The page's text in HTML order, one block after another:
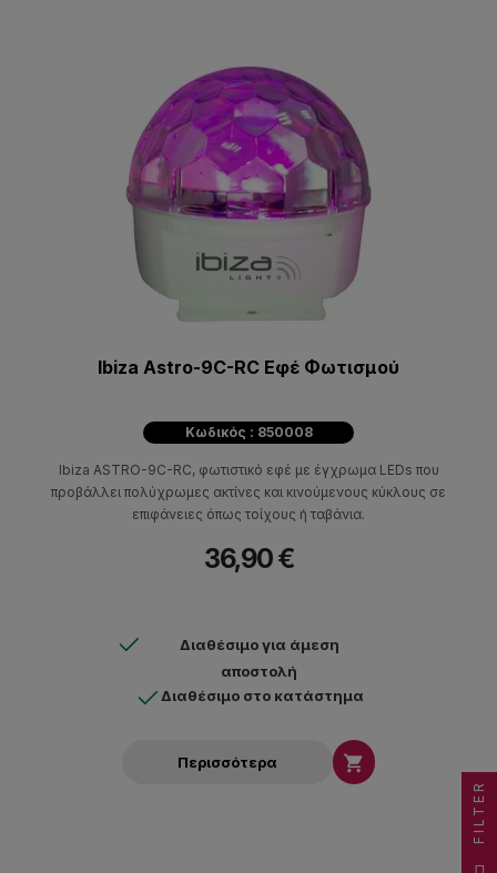
Ibiza Astro-9C-RC Εφέ Φωτισμού
Κωδικός : 850008
Ibiza ASTRO-9C-RC, φωτιστικό εφέ με έγχρωμα LEDs που
προβάλλει πολύχρωμες ακτίνες και κινούμενους κύκλους σε
επιφάνειες όπως τοίχους ή ταβάνια.
36,90 €
Διαθέσιμο για άμεση
αποστολή
Διαθέσιμο στο κατάστημα
Περισσότερα 
FILTER